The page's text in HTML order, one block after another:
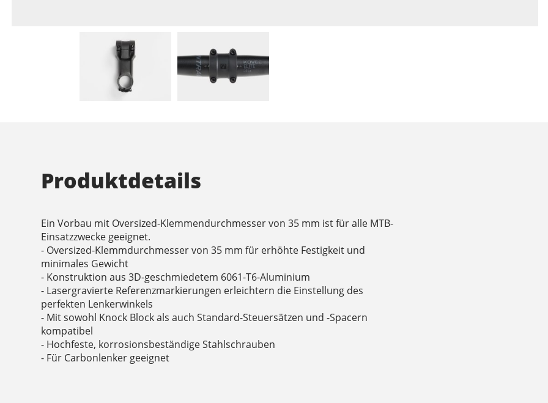
Produktdetails
Ein Vorbau mit Oversized-Klemmendurchmesser von 35 mm ist für alle MTB-
Einsatzzwecke geeignet.
- Oversized-Klemmdurchmesser von 35 mm für erhöhte Festigkeit und
minimales Gewicht
- Konstruktion aus 3D-geschmiedetem 6061-T6-Aluminium
- Lasergravierte Referenzmarkierungen erleichtern die Einstellung des
perfekten Lenkerwinkels
- Mit sowohl Knock Block als auch Standard-Steuersätzen und -Spacern
kompatibel
- Hochfeste, korrosionsbeständige Stahlschrauben
- Für Carbonlenker geeignet